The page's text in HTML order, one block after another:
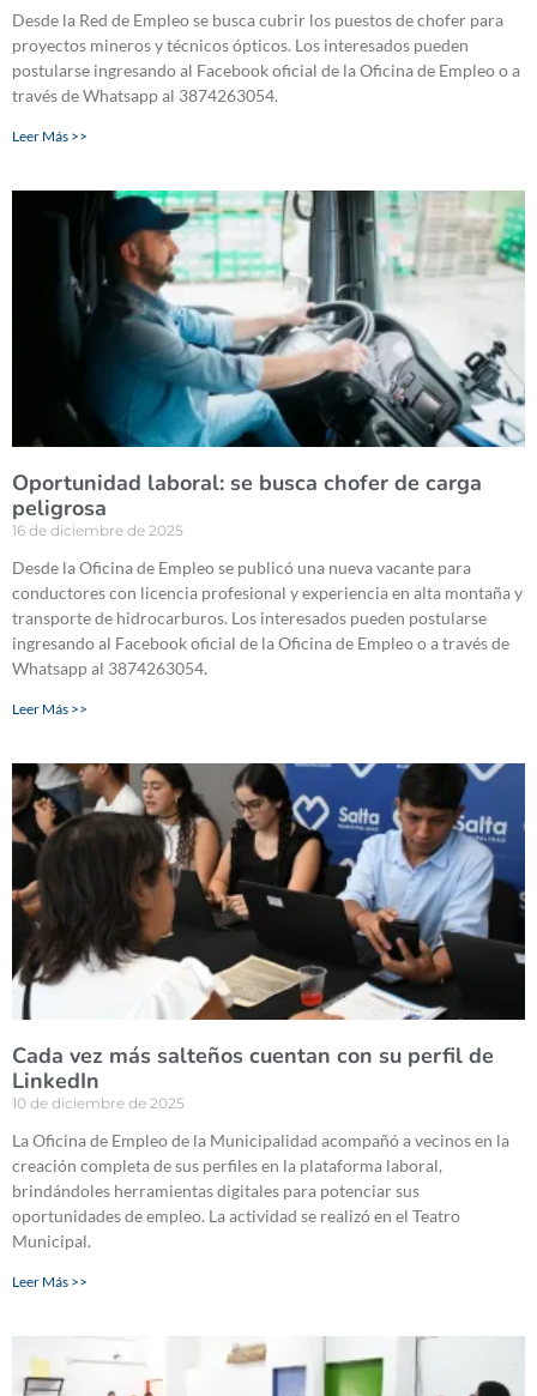
Desde la Red de Empleo se busca cubrir los puestos de chofer para
proyectos mineros y técnicos ópticos. Los interesados pueden
postularse ingresando al Facebook oficial de la Oficina de Empleo o a
través de Whatsapp al 3874263054.
Leer Más >>
Oportunidad laboral: se busca chofer de carga
peligrosa
16 de diciembre de 2025
Desde la Oficina de Empleo se publicó una nueva vacante para
conductores con licencia profesional y experiencia en alta montaña y
transporte de hidrocarburos. Los interesados pueden postularse
ingresando al Facebook oficial de la Oficina de Empleo o a través de
Whatsapp al 3874263054.
Leer Más >>
Cada vez más salteños cuentan con su perfil de
LinkedIn
10 de diciembre de 2025
La Oficina de Empleo de la Municipalidad acompañó a vecinos en la
creación completa de sus perfiles en la plataforma laboral,
brindándoles herramientas digitales para potenciar sus
oportunidades de empleo. La actividad se realizó en el Teatro
Municipal.
Leer Más >>